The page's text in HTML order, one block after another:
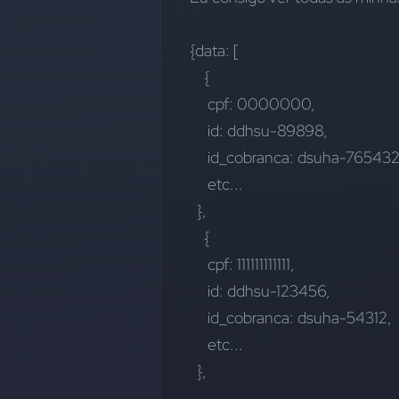
{data: [
    {
     cpf: 0000000,
     id: ddhsu-89898,
id_cobranca: dsuha-
     etc...
  },
    {
     cpf: 111111111111,
     id: ddhsu-123456,
     id_cobranca: dsuha-54312,
     etc...
  },